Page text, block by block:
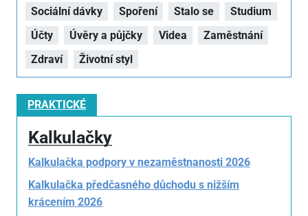
Sociální dávky
Spoření Stalo se
Studium
Účty
Úvěry a půjčky Videa
Zaměstnání
Zdraví
Životní styl
PRAKTICKÉ
Kalkulačky
Kalkulačka podpory v nezaměstnanosti 2026
Kalkulačka předčasného důchodu s nižším
krácením 2026